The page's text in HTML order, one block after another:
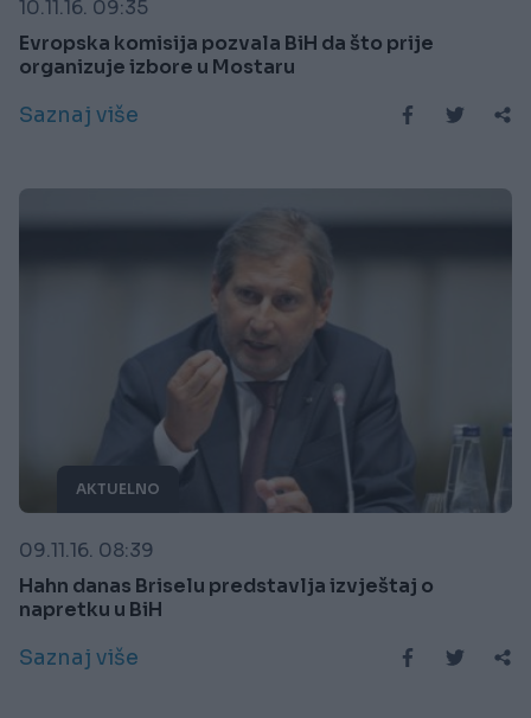
10.11.16. 09:35
Evropska komisija pozvala BiH da što prije
organizuje izbore u Mostaru
Saznaj više
AKTUELNO
09.11.16. 08:39
Hahn danas Briselu predstavlja izvještaj o
napretku u BiH
Saznaj više